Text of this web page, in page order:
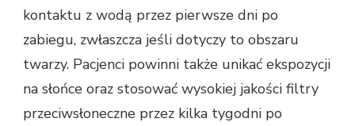
kontaktu z wodą przez pierwsze dni po
zabiegu, zwłaszcza jeśli dotyczy to obszaru
twarzy. Pacjenci powinni także unikać ekspozycji
na słońce oraz stosować wysokiej jakości filtry
przeciwsłoneczne przez kilka tygodni po